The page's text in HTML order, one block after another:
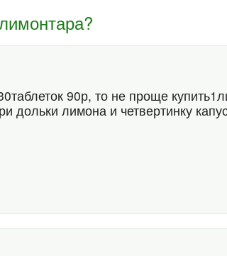
90р, то не проще
дольки лимона и четвертинку